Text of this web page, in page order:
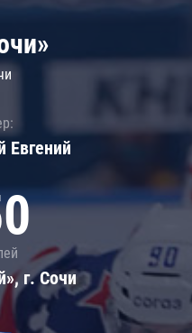
Евгений
г. Сочи